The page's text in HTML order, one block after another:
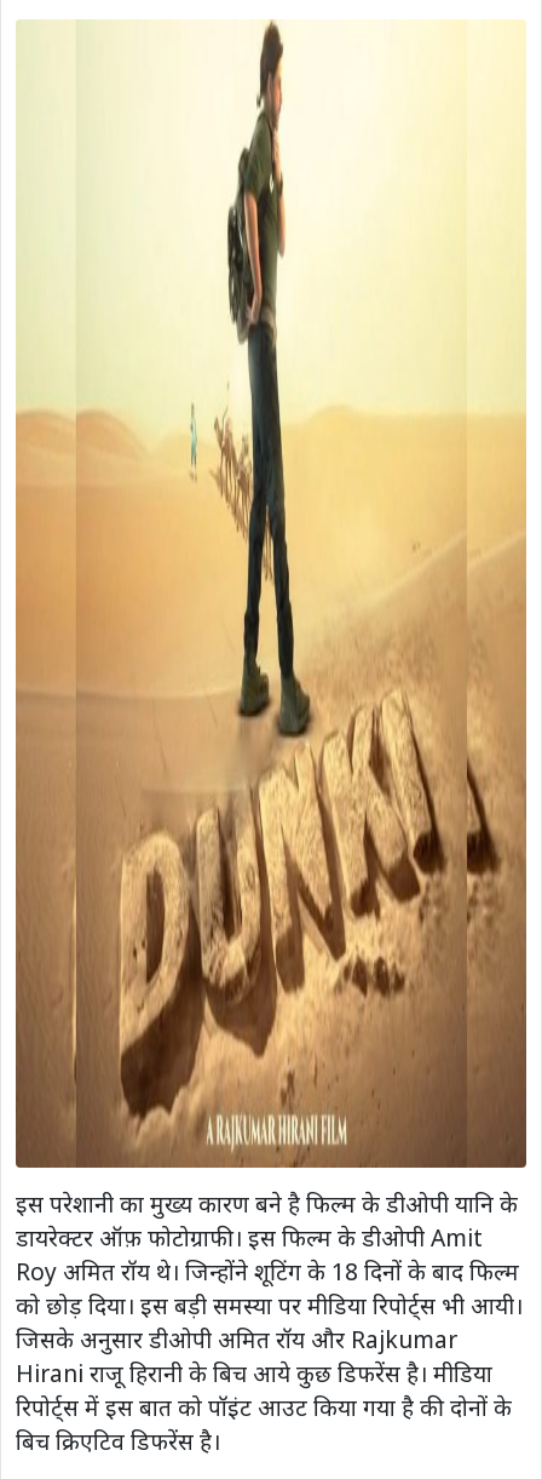
इस परेशानी का मुख्य कारण बने है फिल्म के डीओपी यानि के
डायरेक्टर ऑफ़ फोटोग्राफी। इस फिल्म के डीओपी Amit
Roy अमित रॉय थे। जिन्होंने शूटिंग के 18 दिनों के बाद फिल्म
को छोड़ दिया। इस बड़ी समस्या पर मीडिया रिपोर्ट्स भी आयी।
जिसके अनुसार डीओपी अमित रॉय और Rajkumar
Hirani राजू हिरानी के बिच आये कुछ डिफरेंस है। मीडिया
रिपोर्ट्स में इस बात को पॉइंट आउट किया गया है की दोनों के
बिच क्रिएटिव डिफरेंस है।